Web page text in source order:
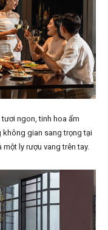
ngon, tinh hoa ẩm
không gian sang trọng tại
ly rượu vang trên tay.